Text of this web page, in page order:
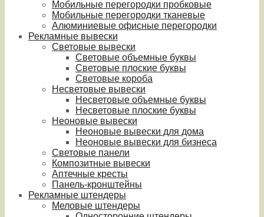
Мобильные перегородки пробковые
Мобильные перегородки тканевые
Алюминиевые офисные перегородки
Рекламные вывески
Световые вывески
Световые объемные буквы
Световые плоские буквы
Световые короба
Несветовые вывески
Несветовые объемные буквы
Несветовые плоские буквы
Неоновые вывески
Неоновые вывески для дома
Неоновые вывески для бизнеса
Световые панели
Композитные вывески
Аптечные кресты
Панель-кронштейны
Рекламные штендеры
Меловые штендеры